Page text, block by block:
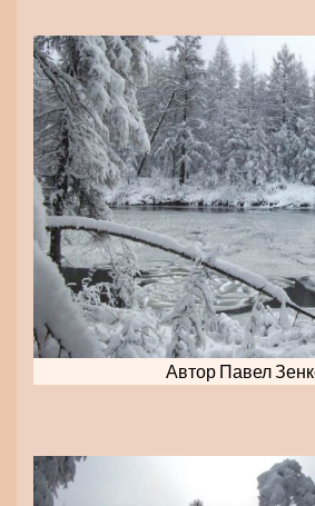
Автор Павел